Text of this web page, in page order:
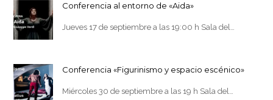
Conferencia al entorno de «Aida»
Jueves 17 de septiembre a las 19:00 h Sala del…
Conferencia «Figurinismo y espacio escénico»
Miércoles 30 de septiembre a las 19 h Sala del…